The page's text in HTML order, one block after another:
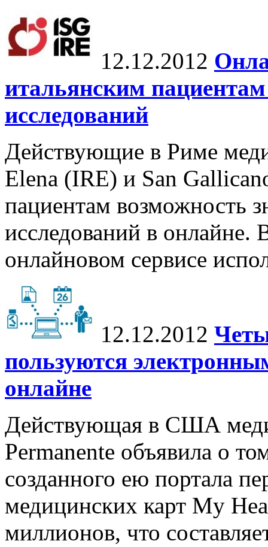
12.12.2012
итальянским
исследований
Действующие в Риме
Elena (IRE) и San
пациентам возможность
исследований в онлайне.
онлайновом сервисе
12.12.2012
пользуются
онлайне
Действующая в США
Permanente объявила о
созданного ею портала
медицинских карт My
миллионов, что